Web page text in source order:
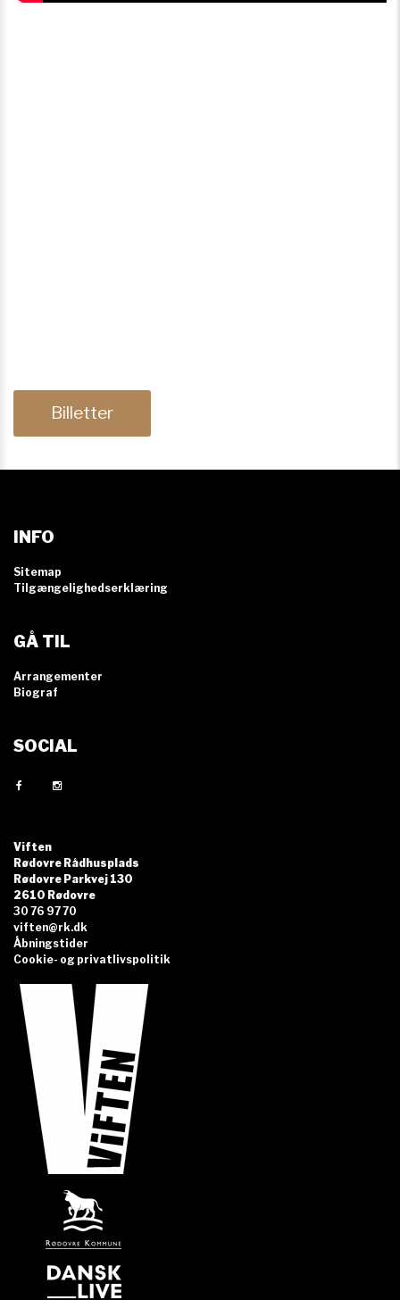
Billetter
INFO
Sitemap
Tilgængelighedserklæring
GÅ TIL
Arrangementer
Biograf
SOCIAL
Viften
Rødovre Rådhusplads
Rødovre Parkvej 130
2610 Rødovre
30 76 97 70
viften@rk.dk
Åbningstider
Cookie- og privatlivspolitik